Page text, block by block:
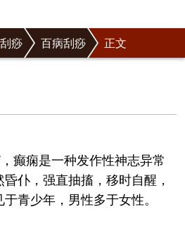
痧 百病刮痧 正文
癫痫是一种发作性神志异常
仆，强直抽搐，移时自醒，
青少年，男性多于女性。